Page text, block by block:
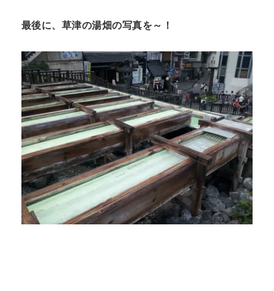
最後に、草津の湯畑の写真を～！